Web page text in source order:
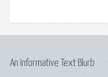
An Informative Text Blurb